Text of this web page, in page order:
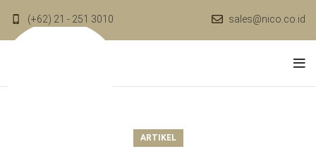
(+62) 21 - 251 3010 sales@nico.co.id
ARTIKEL